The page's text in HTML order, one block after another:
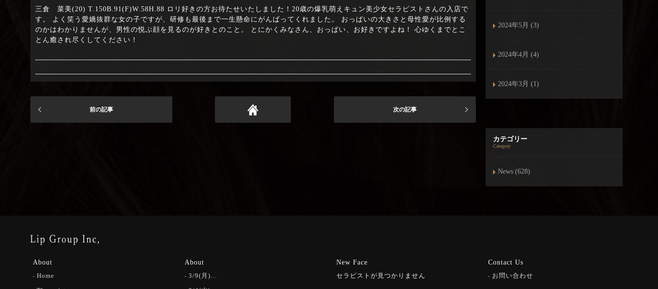
三倉 菜美(20) T.150B.91(F)W.58H.88 ロリ好きの方お待たせいたしました！20歳の爆乳萌えキュン美少女セラピストさんの入店で
す。 よく笑う愛嬌抜群な女の子ですが、研修も最後まで一生懸命にがんばってくれました。 おっぱいの大きさと母性愛が比例する
のかはわかりませんが、男性の悦ぶ顔を見るのが好きとのこと。 とにかくみなさん、おっぱい、お好きですよね！ 心ゆくまでとこ
とん癒され尽くしてください！
前の記事 次の記事
2024年5月 (3)
2024年4月 (4)
2024年3月 (1)
カテゴリー
Category
News (628)
About
Home
About
3/9(月)…
New Face
セラピストが見つかりません
Contact Us
お問い合わせ